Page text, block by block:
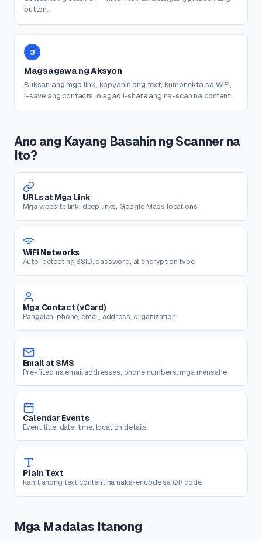
button.
3
Magsagawa ng Aksyon
Buksan ang mga link, kopyahin ang text, kumonekta sa WiFi,
i-save ang contacts, o agad i-share ang na-scan na content.
Ano ang Kayang Basahin ng Scanner na
Ito?
URLs at Mga Link
Mga website link, deep links, Google Maps locations
WiFi Networks
Auto-detect ng SSID, password, at encryption type
Mga Contact (vCard)
Pangalan, phone, email, address, organization
Email at SMS
Pre-filled na email addresses, phone numbers, mga mensahe
Calendar Events
Event title, date, time, location details
Plain Text
Kahit anong text content na naka-encode sa QR code
Mga Madalas Itanong